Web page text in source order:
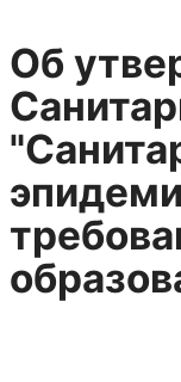
Об